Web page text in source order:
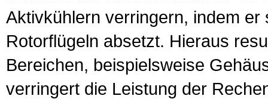
Aktivkühlern verringern, indem
Rotorflügeln absetzt. Hieraus
Bereichen, beispielsweise
verringert die Leistung der